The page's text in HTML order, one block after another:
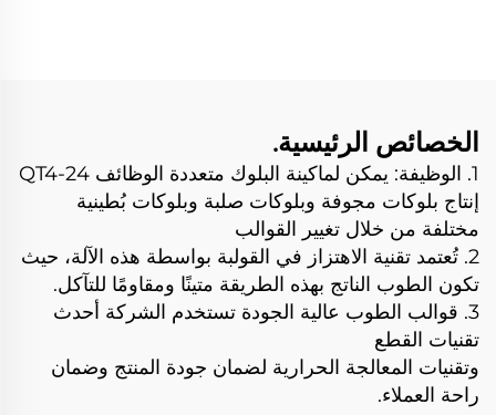
الخصائص الرئيسية.
1. الوظيفة: يمكن لماكينة البلوك متعددة الوظائف QT4-24
إنتاج بلوكات مجوفة وبلوكات صلبة وبلوكات بُطينية
مختلفة من خلال تغيير القوالب
2. تُعتمد تقنية الاهتزاز في القولبة بواسطة هذه الآلة، حيث
تكون الطوب الناتج بهذه الطريقة متينًا ومقاومًا للتآكل.
3. قوالب الطوب عالية الجودة تستخدم الشركة أحدث
تقنيات القطع
وتقنيات المعالجة الحرارية لضمان جودة المنتج وضمان
راحة العملاء.